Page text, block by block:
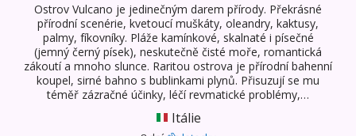
Ostrov Vulcano je jedinečným darem přírody. Překrásné
přírodní scenérie, kvetoucí muškáty, oleandry, kaktusy,
palmy, fíkovníky. Pláže kamínkové, skalnaté i písečné
(jemný černý písek), neskutečně čisté moře, romantická
zákoutí a mnoho slunce. Raritou ostrova je přírodní bahenní
koupel, sirné bahno s bublinkami plynů. Přisuzují se mu
téměř zázračné účinky, léčí revmatické problémy,…
Itálie